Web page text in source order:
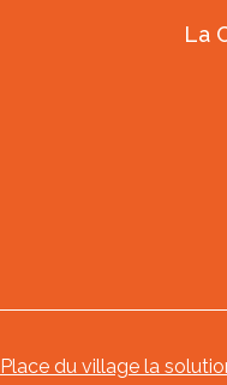
La
Place du village la